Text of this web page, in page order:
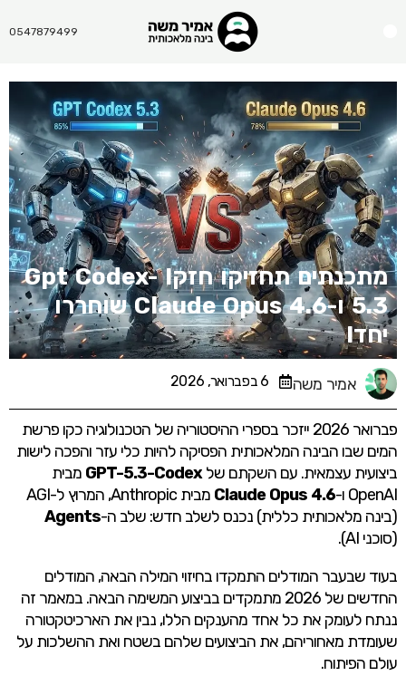
0547879499
מתכנתים תחזיקו חזק! Gpt Codex-
5.3 ו-Claude Opus 4.6 שוחררו
יחד!
אמיר משה 6 בפברואר, 2026
פברואר 2026 ייזכר בספרי ההיסטוריה של הטכנולוגיה כקו פרשת
המים שבו הבינה המלאכותית הפסיקה להיות כלי עזר והפכה לישות
ביצועית עצמאית. עם השקתם שלGPT-5.3-Codex מבית
OpenAI ו-
Claude Opus 4.6
מבית Anthropic, המרוץ ל-AGI
(בינה מלאכותית כללית) נכנס לשלב חדש: שלב ה-Agents
(סוכני AI).
בעוד שבעבר המודלים התמקדו בחיזוי המילה הבאה, המודלים
החדשים של 2026 מתמקדים בביצוע המשימה הבאה. במאמר זה
ננתח לעומק את כל אחד מהענקים הללו, נבין את הארכיטקטורה
שעומדת מאחוריהם, את הביצועים שלהם בשטח ואת ההשלכות על
עולם הפיתוח.